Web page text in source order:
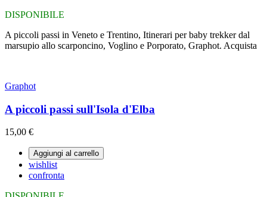
DISPONIBILE
A piccoli passi in Veneto e Trentino, Itinerari per baby trekker dal
marsupio allo scarponcino, Voglino e Porporato, Graphot. Acquista
Graphot
A piccoli passi sull'Isola d'Elba
15,00 €
Aggiungi al carrello
wishlist
confronta